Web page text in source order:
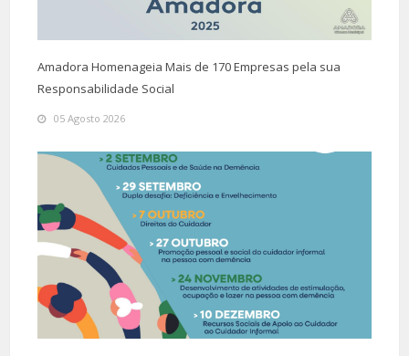
Amadora Homenageia Mais de 170 Empresas pela sua
Responsabilidade Social
05 Agosto 2026